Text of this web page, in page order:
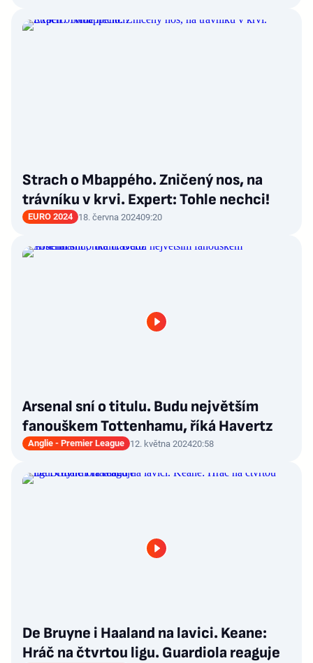
Strach o Mbappého. Zničený nos, na
trávníku v krvi. Expert: Tohle nechci!
EURO 2024 18. června 202409:20
Arsenal sní o titulu. Budu největším
fanouškem Tottenhamu, říká Havertz
Anglie - Premier League 12. května 202420:58
De Bruyne i Haaland na lavici. Keane:
Hráč na čtvrtou ligu. Guardiola reaguje